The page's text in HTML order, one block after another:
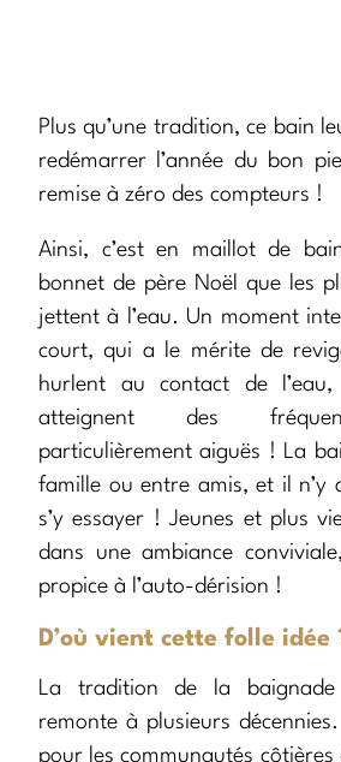
Plus qu’une tradition, ce bain
redémarrer l’année du bon
remise à zéro des compteurs !
Ainsi, c’est en maillot de
bonnet de père Noël que les
jettent à l’eau. Un moment
court, qui a le mérite de
hurlent au contact de
atteignent des
particulièrement aiguës ! La
famille ou entre amis, et il n’y
s’y essayer ! Jeunes et plus
dans une ambiance
propice à l’auto-dérision !
D’où vient cette folle idée
La tradition de la
remonte à plusieurs
pour les communautés côtières